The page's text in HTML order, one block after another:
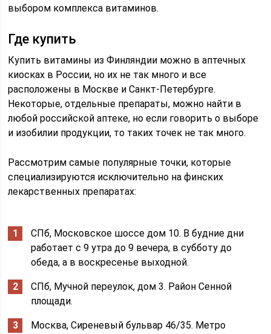
выбором комплекса витаминов.
Где купить
Купить витамины из Финляндии можно в аптечных
киосках в России, но их не так много и все
расположены в Москве и Санкт-Петербурге.
Некоторые, отдельные препараты, можно найти в
любой российской аптеке, но если говорить о выборе
и изобилии продукции, то таких точек не так много.
Рассмотрим самые популярные точки, которые
специализируются исключительно на финских
лекарственных препаратах:
СПб, Московское шоссе дом 10. В будние дни
работает с 9 утра до 9 вечера, в субботу до
обеда, а в воскресенье выходной.
СПб, Мучной переулок, дом 3. Район Сенной
площади.
Москва, Сиреневый бульвар 46/35. Метро